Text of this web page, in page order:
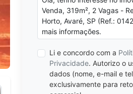
Li e concordo com a
Privacidade. Autorizo o
dados (nome, e-mail e
exclusivamente para